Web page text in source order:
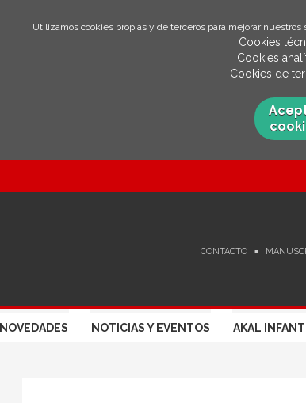
Utilizamos cookies propias y de terceros para mejorar
Cookies
Cookies
Cookies de
CONTACTO
NOVEDADES NOTICIAS Y EVENTOS AKAL